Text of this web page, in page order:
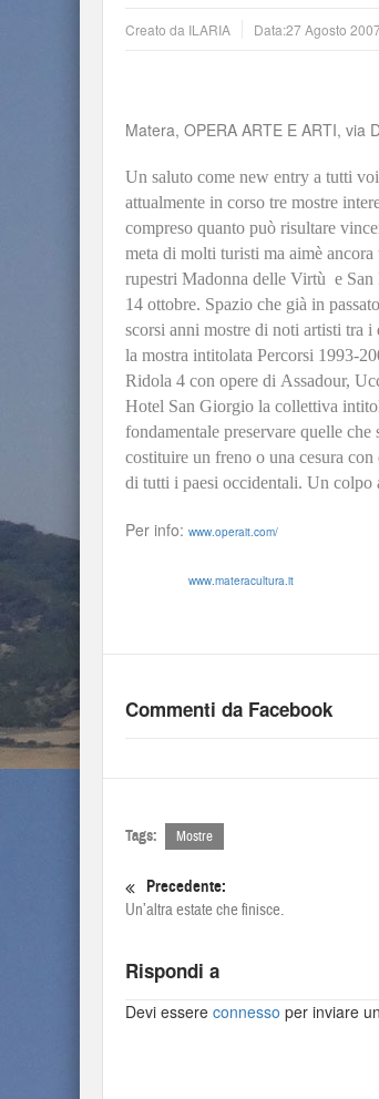
Creato da ILARIA Data:27 Agosto
Matera, OPERA ARTE E ARTI, via
Un saluto come new entry a tutti
attualmente in corso tre mostre
compreso quanto può risultare
meta di molti turisti ma aimè
rupestri Madonna delle Virtù e
14 ottobre. Spazio che già in
scorsi anni mostre di noti artisti tra
la mostra intitolata Percorsi 1993-
Ridola 4 con opere di Assadour,
Hotel San Giorgio la collettiva
fondamentale preservare quelle
costituire un freno o una cesura
di tutti i paesi occidentali. Un colpo
Per info: www.operait.com/
www.materacultura.it
Commenti da Facebook
Tags: Mostre
Precedente:
Un’altra estate che finisce.
Rispondi a
Devi essere connesso per inviare